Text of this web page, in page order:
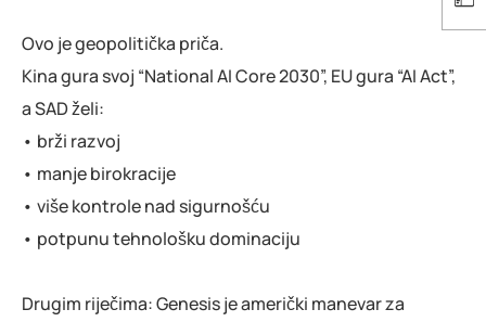
Ovo je geopolitička priča.
Kina gura svoj “National AI Core 2030”, EU gura “AI Act”,
a SAD želi:
• brži razvoj
• manje birokracije
• više kontrole nad sigurnošću
• potpunu tehnološku dominaciju
Drugim riječima: Genesis je američki manevar za